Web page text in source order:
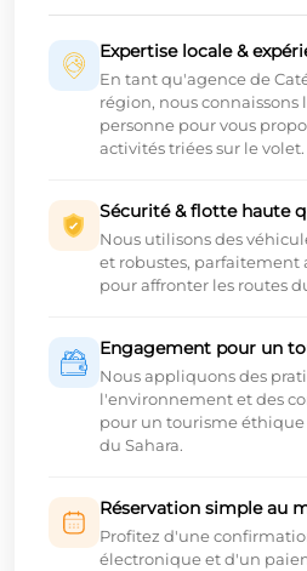
Expertise locale &
En tant qu'agence de
région, nous
personne pour vous
activités triées sur le volet.
Sécurité & flotte haute
Nous utilisons des
et robustes, parfaitement
pour affronter les routes
Engagement pour un
Nous appliquons des
l'environnement et des
pour un tourisme
du Sahara.
Réservation simple au
Profitez d'une
électronique et d'un